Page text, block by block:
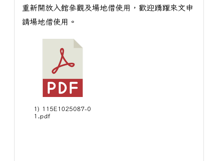
重新開放入館參觀及場地借使用，歡迎踴躍來文申
請場地借使用。
1) 115E1025087-0
1.pdf